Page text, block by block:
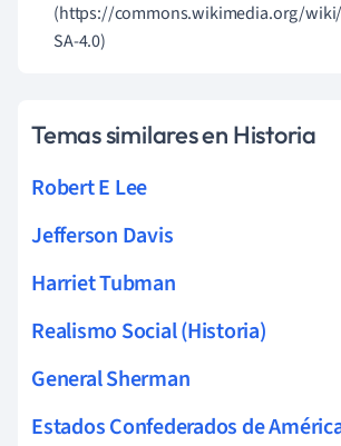
(https://commons.wikimedia.org/wiki/
SA-4.0)
Temas similares en Historia
Robert E Lee
Jefferson Davis
Harriet Tubman
Realismo Social (Historia)
General Sherman
Estados Confederados de